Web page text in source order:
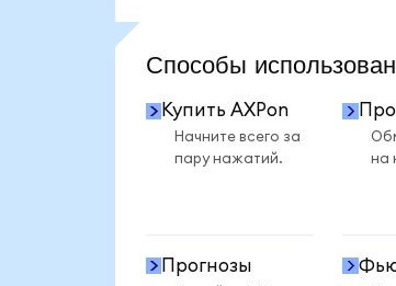
Способы
Купить AXPon
Начните всего за
пару нажатий.
на
Прогнозы